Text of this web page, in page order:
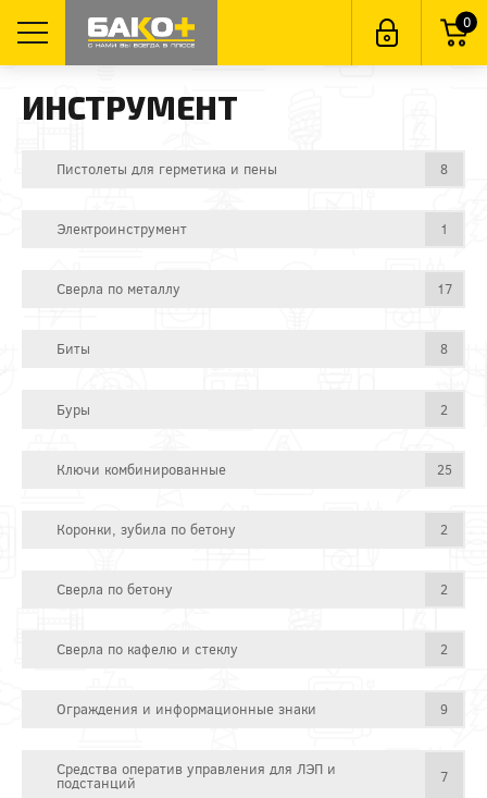
0
ИНСТРУМЕНТ
Пистолеты для герметика и пены 8
Электроинструмент 1
Сверла по металлу 17
Биты 8
Буры 2
Ключи комбинированные 25
Коронки, зубила по бетону 2
Сверла по бетону 2
Сверла по кафелю и стеклу 2
Ограждения и информационные знаки 9
Средства оператив управления для ЛЭП и
подстанций 7